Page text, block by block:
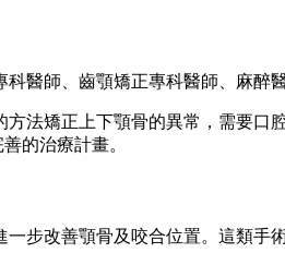
醫師、齒顎矯正專科醫師、麻醉
法矯正上下顎骨的異常，需要口
的治療計畫。
步改善顎骨及咬合位置。這類手